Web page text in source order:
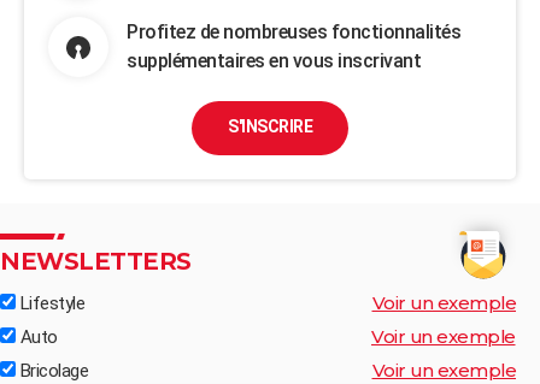
Profitez de nombreuses fonctionnalités
supplémentaires en vous inscrivant
S'INSCRIRE
NEWSLETTERS
Lifestyle Voir un exemple
Auto Voir un exemple
Bricolage Voir un exemple